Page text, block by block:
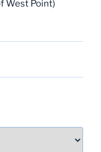
West Point)